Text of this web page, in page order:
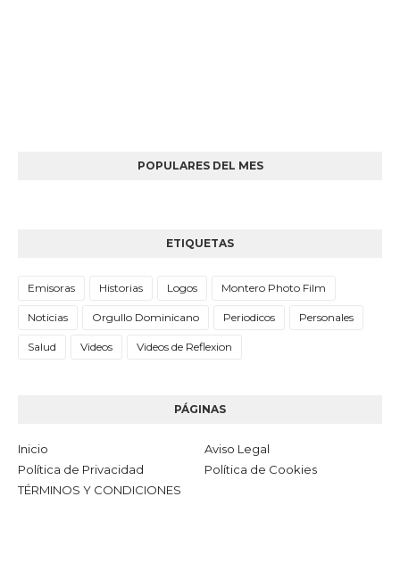
POPULARES DEL MES
ETIQUETAS
Emisoras Historias Logos Montero Photo Film
Noticias Orgullo Dominicano Periodicos Personales
Salud Videos Videos de Reflexion
PÁGINAS
Inicio
Aviso Legal
Política de Privacidad
Política de Cookies
TÉRMINOS Y CONDICIONES